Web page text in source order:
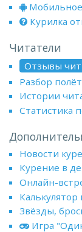
Курилка
Читатели
Отзывы
Разбор
Истории
Статистика
Новости
Курение в
Онлайн-
Звёзды,
Игра